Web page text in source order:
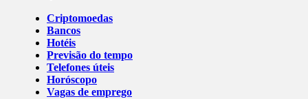
Criptomoedas
Bancos
Hotéis
Previsão do tempo
Telefones úteis
Horóscopo
Vagas de emprego